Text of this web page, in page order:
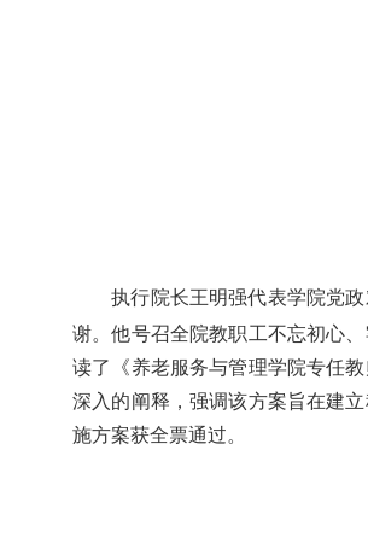
执行院长王明强代表学院党
谢。他号召全院教职工不忘初心
读了《养老服务与管理学院专任
深入的阐释，强调该方案旨在建
施方案获全票通过。